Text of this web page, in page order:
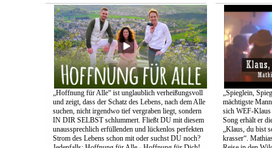
„Hoffnung für Alle“ ist unglaublich verheißungsvoll
und zeigt, dass der Schatz des Lebens, nach dem Alle
suchen, nicht irgendwo tief vergraben liegt, sondern
IN DIR SELBST schlummert. Fließt DU mit diesem
unaussprechlich erfüllenden und lückenlos perfekten
Strom des Lebens schon mit oder suchst DU noch?
„Spieglein,
mächtigste
sich WEF-Klaus
Song erhält er
„Klaus, du bist
krasser“.